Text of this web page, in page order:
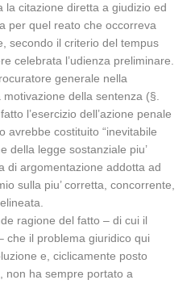
la citazione diretta a giudizio ed
per quel reato che occorreva
secondo il criterio del tempus
celebrata l’udienza preliminare.
generale nella
della sentenza (§.
l’esercizio dell’azione penale
avrebbe costituito “inevitabile
della legge sostanziale piu’
di argomentazione addotta ad
sulla piu’ corretta, concorrente,
ragione del fatto – di cui il
che il problema giuridico qui
e, ciclicamente posto
non ha sempre portato a